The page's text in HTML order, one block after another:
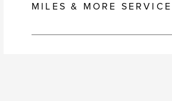
MILES & MORE